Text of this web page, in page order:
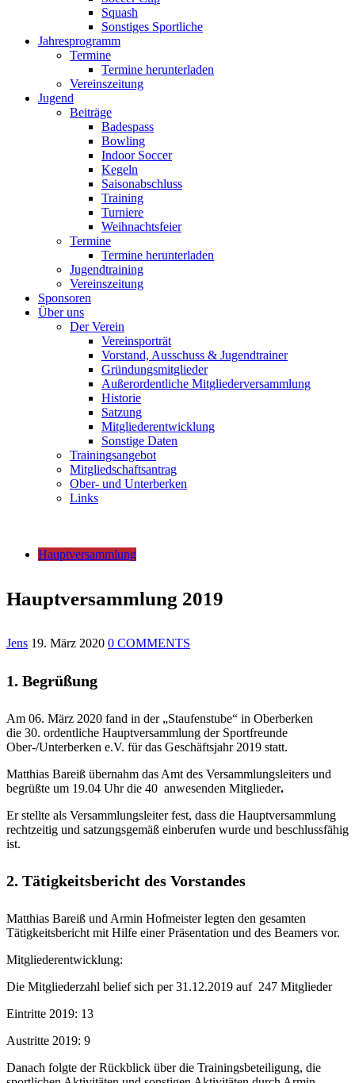
Squash
Sonstiges Sportliche
Jahresprogramm
Termine
Termine herunterladen
Vereinszeitung
Jugend
Beiträge
Badespass
Bowling
Indoor Soccer
Kegeln
Saisonabschluss
Training
Turniere
Weihnachtsfeier
Termine
Termine herunterladen
Jugendtraining
Vereinszeitung
Sponsoren
Über uns
Der Verein
Vereinsporträt
Vorstand, Ausschuss & Jugendtrainer
Gründungsmitglieder
Außerordentliche Mitgliederversammlung
Historie
Satzung
Mitgliederentwicklung
Sonstige Daten
Trainingsangebot
Mitgliedschaftsantrag
Ober- und Unterberken
Links
Hauptversammlung
Hauptversammlung 2019
Jens 19. März 2020 0 COMMENTS
1. Begrüßung
Am 06. März 2020 fand in der „Staufenstube“ in Oberberken
die 30. ordentliche Hauptversammlung der Sportfreunde
Ober-/Unterberken e.V. für das Geschäftsjahr 2019 statt.
Matthias Bareiß übernahm das Amt des Versammlungsleiters und
begrüßte um 19.04 Uhr die 40 anwesenden Mitglieder.
Er stellte als Versammlungsleiter fest, dass die Hauptversammlung
rechtzeitig und satzungsgemäß einberufen wurde und beschlussfähig
ist.
2. Tätigkeitsbericht des Vorstandes
Matthias Bareiß und Armin Hofmeister legten den gesamten
Tätigkeitsbericht mit Hilfe einer Präsentation und des Beamers vor.
Mitgliederentwicklung:
Die Mitgliederzahl belief sich per 31.12.2019 auf 247 Mitglieder
Eintritte 2019: 13
Austritte 2019: 9
Danach folgte der Rückblick über die Trainingsbeteiligung, die